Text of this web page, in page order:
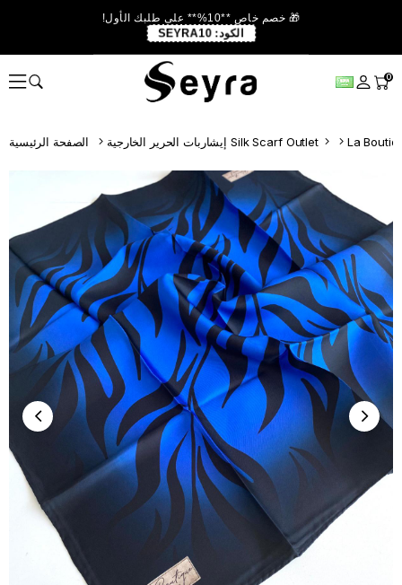
🎁 خصم خاص **10%** على طلبك الأول!
الكود: SEYRA10
0
إيشاربات الحرير الخارجية Silk Scarf Outlet